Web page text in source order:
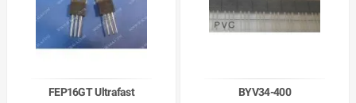
BYV34-400
FEP16GT Ultrafast